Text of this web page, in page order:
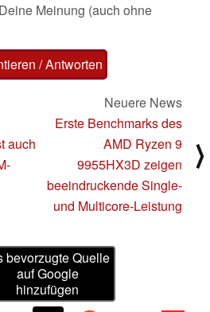
Meinung (auch ohne
/ Antworten
auch
Neuere News
Erste Benchmarks des
AMD Ryzen 9
9955HX3D zeigen
beeindruckende Single-
und Multicore-Leistung
⟩
bevorzugte Quelle
auf Google
hinzufügen